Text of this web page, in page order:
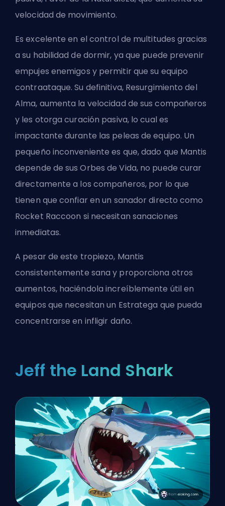
velocidad de movimiento.
Es excelente en el control de multitudes gracias
a su habilidad de dormir, ya que puede prevenir
empujes enemigos y permitir que su equipo
contraataque. Su definitiva, Resurgimiento del
Alma, aumenta la velocidad de sus compañeros
y les otorga curación pasiva, lo cual es
impactante durante las peleas de equipo. Un
pequeño inconveniente es que, dado que Mantis
depende de sus Orbes de Vida, no puede curar
directamente a los compañeros, por lo que
tienen que confiar en un sanador directo como
Rocket Raccoon si necesitan sanaciones
inmediatas.
A pesar de este tropiezo, Mantis
consistentemente sana y proporciona otros
aumentos, haciéndola increíblemente útil en
equipos que necesitan un Estratega que pueda
concentrarse en infligir daño.
Jeff the Land Shark